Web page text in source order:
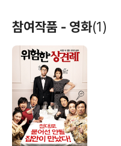
참여작품 - 영화(1)